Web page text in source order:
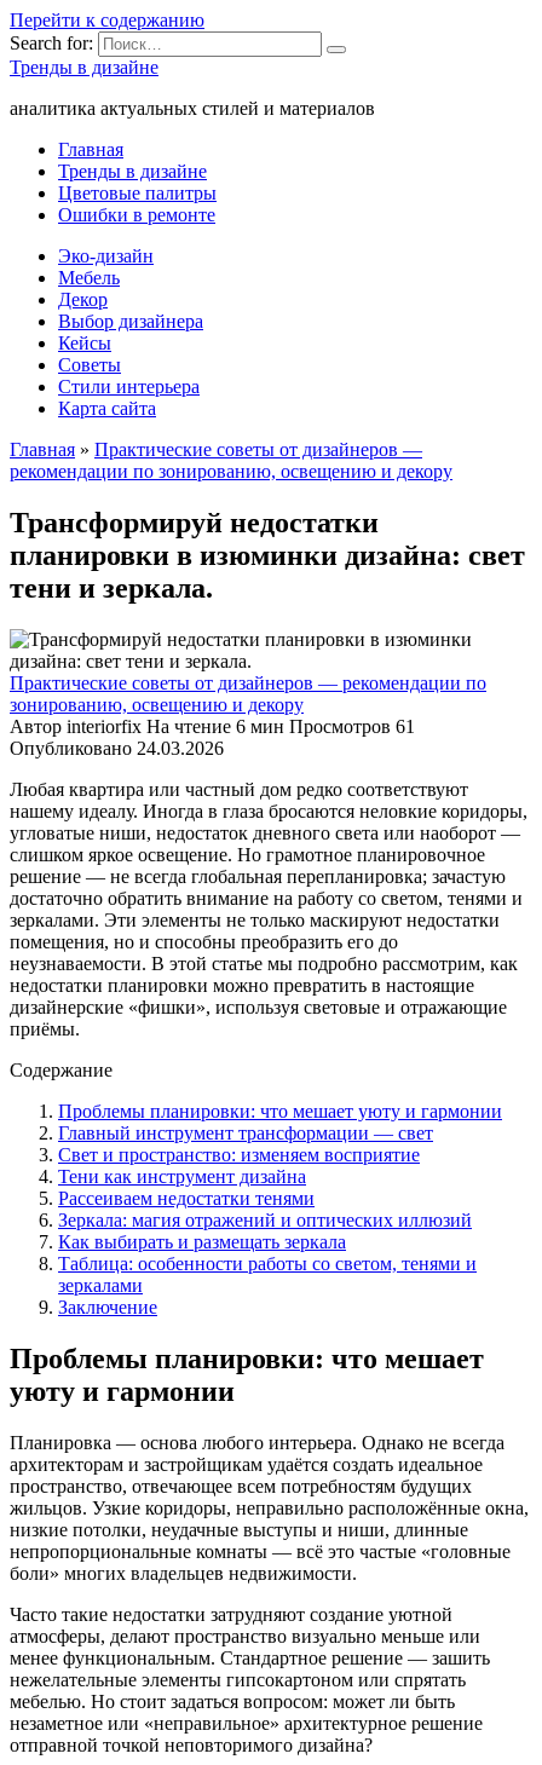
Перейти к содержанию
Search for:
Тренды в дизайне
аналитика актуальных стилей и материалов
Главная
Тренды в дизайне
Цветовые палитры
Ошибки в ремонте
Эко-дизайн
Мебель
Декор
Выбор дизайнера
Кейсы
Советы
Стили интерьера
Карта сайта
Главная » Практические советы от дизайнеров —
рекомендации по зонированию, освещению и декору
Трансформируй недостатки
планировки в изюминки дизайна: свет
тени и зеркала.
Практические советы от дизайнеров — рекомендации по
зонированию, освещению и декору
Автор interiorfix На чтение 6 мин Просмотров 61
Опубликовано 24.03.2026
Любая квартира или частный дом редко соответствуют
нашему идеалу. Иногда в глаза бросаются неловкие коридоры,
угловатые ниши, недостаток дневного света или наоборот —
слишком яркое освещение. Но грамотное планировочное
решение — не всегда глобальная перепланировка; зачастую
достаточно обратить внимание на работу со светом, тенями и
зеркалами. Эти элементы не только маскируют недостатки
помещения, но и способны преобразить его до
неузнаваемости. В этой статье мы подробно рассмотрим, как
недостатки планировки можно превратить в настоящие
дизайнерские «фишки», используя световые и отражающие
приёмы.
Содержание
Проблемы планировки: что мешает уюту и гармонии
Главный инструмент трансформации — свет
Свет и пространство: изменяем восприятие
Тени как инструмент дизайна
Рассеиваем недостатки тенями
Зеркала: магия отражений и оптических иллюзий
Как выбирать и размещать зеркала
Таблица: особенности работы со светом, тенями и
зеркалами
Заключение
Проблемы планировки: что мешает
уюту и гармонии
Планировка — основа любого интерьера. Однако не всегда
архитекторам и застройщикам удаётся создать идеальное
пространство, отвечающее всем потребностям будущих
жильцов. Узкие коридоры, неправильно расположённые окна,
низкие потолки, неудачные выступы и ниши, длинные
непропорциональные комнаты — всё это частые «головные
боли» многих владельцев недвижимости.
Часто такие недостатки затрудняют создание уютной
атмосферы, делают пространство визуально меньше или
менее функциональным. Стандартное решение — зашить
нежелательные элементы гипсокартоном или спрятать
мебелью. Но стоит задаться вопросом: может ли быть
незаметное или «неправильное» архитектурное решение
отправной точкой неповторимого дизайна?